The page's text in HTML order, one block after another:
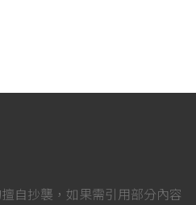
自抄襲，如果需引用部分內容